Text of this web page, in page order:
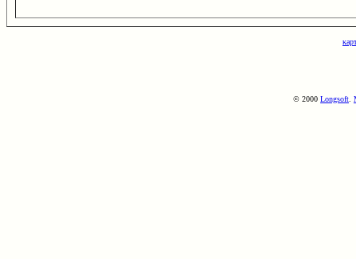
© 2000 Longsoft